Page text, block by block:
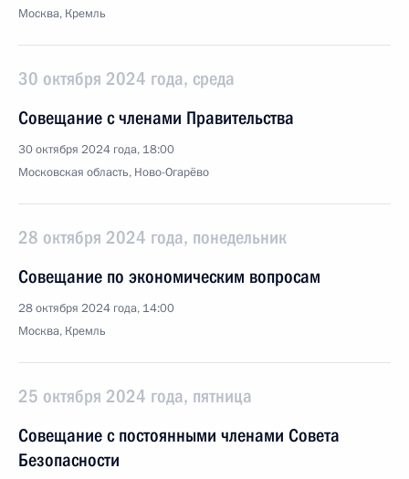
Москва, Кремль
30 октября 2024 года, среда
Совещание с членами Правительства
30 октября 2024 года, 18:00
Московская область, Ново-Огарёво
28 октября 2024 года, понедельник
Совещание по экономическим вопросам
28 октября 2024 года, 14:00
Москва, Кремль
25 октября 2024 года, пятница
Совещание с постоянными членами Совета
Безопасности